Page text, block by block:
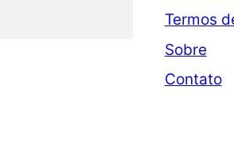
Termos
Sobre
Contato